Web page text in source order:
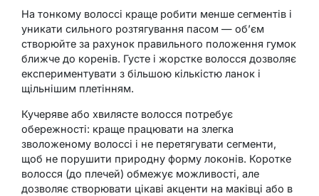
На тонкому волоссі краще робити менше сегментів і
уникати сильного розтягування пасом — об’єм
створюйте за рахунок правильного положення гумок
ближче до коренів. Густе і жорстке волосся дозволяє
експериментувати з більшою кількістю ланок і
щільнішим плетінням.
Кучеряве або хвилясте волосся потребує
обережності: краще працювати на злегка
зволоженому волоссі і не перетягувати сегменти,
щоб не порушити природну форму локонів. Коротке
волосся (до плечей) обмежує можливості, але
дозволяє створювати цікаві акценти на маківці або в